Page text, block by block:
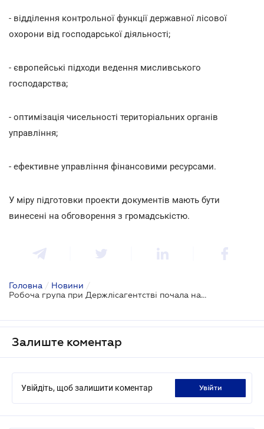
- відділення контрольної функції державної лісової
охорони від господарської діяльності;
- європейські підходи ведення мисливського
господарства;
- оптимізація чисельності територіальних органів
управління;
- ефективне управління фінансовими ресурсами.
У міру підготовки проекти документів мають бути
винесені на обговорення з громадськістю.
Головна / Новини /
Робоча група при Держлісагентстві почала напрацьовувати шляхи реформування лісомисливської галузі
Залиште коментар
Увійдіть, щоб залишити коментар увійти